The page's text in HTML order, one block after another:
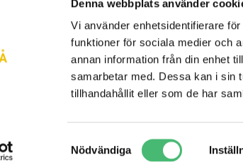
Denna webbplats använder
Vi använder enhetsidentifierare
funktioner för sociala medier och
annan information från din enhet
samarbetar med. Dessa kan i sin
tillhandahållit eller som de har
Nödvändiga
ord, tid eller folk
28 Stockholm